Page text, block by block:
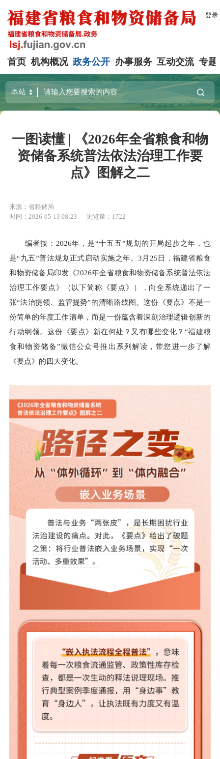
登录
首页 机构概况 政务公开 办事服务 互动交流 专题
一图读懂 | 《2026年全省粮食和物
资储备系统普法依法治理工作要
点》图解之二
来源：省粮储局
时间：2026-05-13 08:23
浏览量：1722
编者按：2026年，是“十五五”规划的开局起步之年，也
是“九五”普法规划正式启动实施之年。3月25日，福建省粮食
和物资储备局印发《2026年全省粮食和物资储备系统普法依法
治理工作要点》（以下简称《要点》），向全系统递出了一
张“法治提领、监管提势”的清晰路线图。这份《要点》不是一
份简单的年度工作清单，而是一份蕴含着深刻治理逻辑创新的
行动纲领。这份《要点》新在何处？又有哪些变化？“福建粮
食和物资储备”微信公众号推出系列解读，带您进一步了解
《要点》的四大变化。